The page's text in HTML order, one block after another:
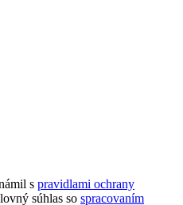
s pravidlami ochrany
súhlas so spracovaním